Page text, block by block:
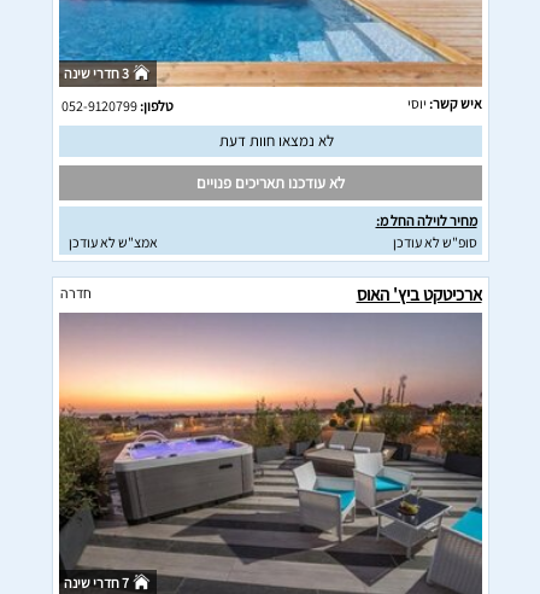
3 חדרי שינה
איש קשר: יוסי טלפון:052-9120799
לא נמצאו חוות דעת
לא עודכנו תאריכים פנויים
מחיר לוילה החל מ:
סופ"ש לא עודכן
אמצ"ש לא עודכן
ארכיטקט ביץ' האוס חדרה
7 חדרי שינה